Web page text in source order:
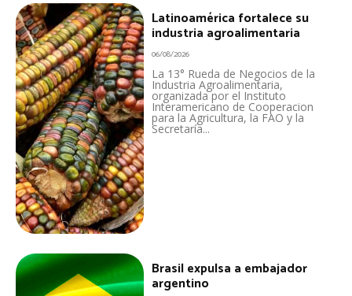
Latinoamérica fortalece su
industria agroalimentaria
06/08/2026
La 13° Rueda de Negocios de la
Industria Agroalimentaria,
organizada por el Instituto
Interamericano de Cooperacion
para la Agricultura, la FAO y la
Secretaría...
Brasil expulsa a embajador
argentino